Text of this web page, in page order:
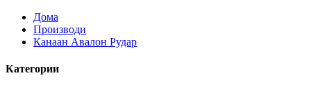
Дома
Производи
Канаан Авалон Рудар
Категории